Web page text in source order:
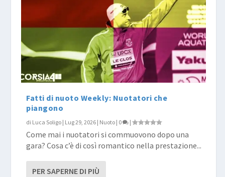
Fatti di nuoto Weekly: Nuotatori che
piangono
di Luca Soligo | Lug 29, 2026 | Nuoto | 0 |
Come mai i nuotatori si commuovono dopo una
gara? Cosa c’è di così romantico nella prestazione...
PER SAPERNE DI PIÙ